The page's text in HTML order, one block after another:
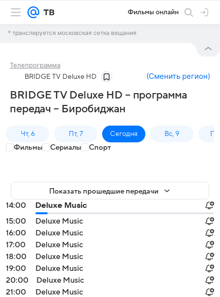
Фильмы онлайн
* транслируется московская сетка вещания
Телепрограмма
BRIDGE TV Deluxe HD (Сменить регион)
BRIDGE TV Deluxe HD – программа
передач – Биробиджан
Чт, 6 Пт, 7 Сегодня Вс, 9
Фильмы Сериалы Спорт
Показать прошедшие передачи
14:00
Deluxe Music
15:00
Deluxe Music
16:00
Deluxe Music
17:00
Deluxe Music
18:00
Deluxe Music
19:00
Deluxe Music
20:00
Deluxe Music
21:00
Deluxe Music